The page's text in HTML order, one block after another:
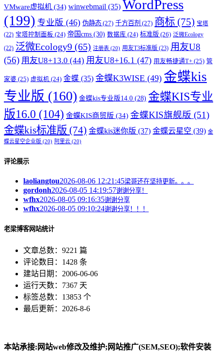
VMware虚拟机 (34) winwebmail (35) WordPress
(199) 专业版 (46) 伪静态 (27) 千方百剂 (27) 商标 (75) 宝塔
(22) 宝塔控制面板 (24) 帝国cms (30) 数据库 (24) 标准版 (26) 泛微Ecology
(22) 泛微Ecology9 (65) 注册表 (20) 用友T3标准版 (23) 用友U8
(56) 用友U8+13.0 (44) 用友U8+16.1 (47) 用友畅捷通T+ (25) 管
家婆 (25) 虚拟机 (24) 金蝶 (35) 金蝶K3WISE (49) 金蝶kis
专业版 (160) 金蝶kis专业版14.0 (28) 金蝶KIS专业
版16.0 (104) 金蝶KIS商贸版 (34) 金蝶KIS旗舰版 (51)
金蝶kis标准版 (74) 金蝶kis迷你版 (37) 金蝶云星空 (39) 金
蝶云星空企业版 (20) 阿里云 (20)
评论展示
laoliangtou2026-08-06 12:21:45梁哥还在坚持更新。。。
gordonh2026-08-05 14:19:57谢谢分享！
wfhx2026-08-05 09:16:35谢谢分享
wfhx2026-08-05 09:10:24谢谢分享！！！
老梁博客网站统计
文章总数：9221 篇
评论数目：1428 条
建站日期：2006-06-06
运行天数：7367 天
标签总数：13853 个
最后更新：2026-8-6
本站承接:网站web修改及维护;网站推广(SEM,SEO);软件安装